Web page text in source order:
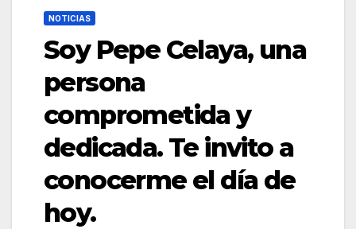
NOTICIAS
Soy Pepe Celaya, una
persona
comprometida y
dedicada. Te invito a
conocerme el día de
hoy.